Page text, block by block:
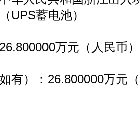
UPS蓄电池）
万元（人民币）
）：26.800000万元